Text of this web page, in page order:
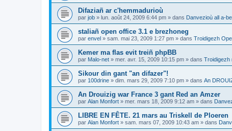
Difaziañ ar c'hemmadurioù
par job » lun. août 24, 2009 6:44 pm » dans Danvezioù all a-
staliañ open office 3.1 e brezhoneg
par envel » sam. mai 23, 2009 1:27 pm » dans Troidigezh
Kemer ma flas evit treiñ phpBB
par Malo-net » mer. avr. 15, 2009 10:15 pm » dans Troidigezh
Sikour din gant "an difazer"!
par 100drine » dim. mars 29, 2009 7:10 pm » dans An
An Drouizig war France 3 gant Red an Amzer
par Alan Monfort » mer. mars 18, 2009 9:12 am » dans
LIBRE EN FÊTE. 21 mars au Triskell de Ploeren
par Alan Monfort » sam. mars 07, 2009 10:43 am » dans